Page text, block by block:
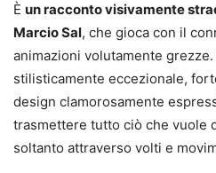
È un racconto visivamente
Marcio Sal, che gioca con il
animazioni volutamente
stilisticamente eccezionale,
design clamorosamente
trasmettere tutto ciò che vuole
soltanto attraverso volti e